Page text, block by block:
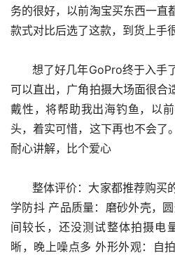
务的很好，以前淘宝买东西一直
款式对比后选了这款，到货上手
可以直出，广角拍摄大场面很合
戴性，将帮助我出海钓鱼，以
头，着实可惜，这下再也不会了
耐心讲解，比个爱心
学防抖 产品质量：磨砂外壳，
间较长，还没测试整体拍摄电
晰，晚上噪点多 外形外观：自